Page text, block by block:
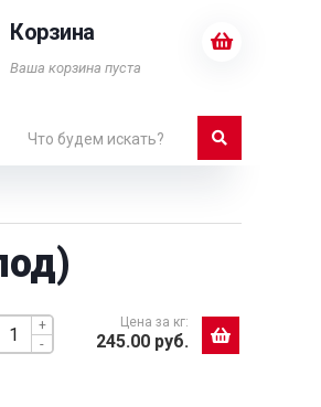
Корзина
Ваша корзина пуста
-
+ Цена за кг:
245.00 руб.